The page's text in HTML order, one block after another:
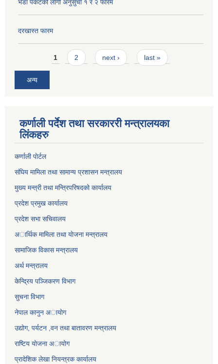
भेडा पकेटको लागी अनुसुची १ र २ फारम
दरखास्त फारम
Pages1 2 next › last »
अन्य
कर्णाली पर्देश तथा सरकाररी मन्त्रालयका
लिंकहरु
कर्णाली पाेर्टल
संघिय मामिला तथा सामान्य प्रशासन मन्त्रालय
मुख्य मन्त्री तथा मन्त्रिपरिषदको कार्यालय
प्रदेश प्रमुख कार्यालय
प्रदेश सभा सचिवालय
अार्थिक मामिला तथा याेजना मन्त्रालय
सामाजिक विकास मन्त्रालय
अर्थ मन्त्रालय
केन्द्रिय पञ्जिकरण विभाग
सुचना विभाग
नेपाल कानुन अायाेग
उद्योग, पर्यटन ,वन तथा बातावरण मन्त्रालय
राष्टिय याेजना अायोग
प्रादेशिक लेखा नियन्त्रक कार्यालय